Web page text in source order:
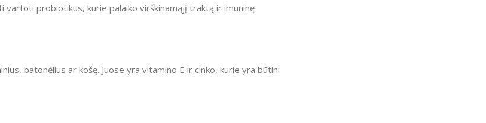
vartoti probiotikus, kurie palaiko virškinamąjį traktą ir imuninę
batonėlius ar košę. Juose yra vitamino E ir cinko, kurie yra būtini